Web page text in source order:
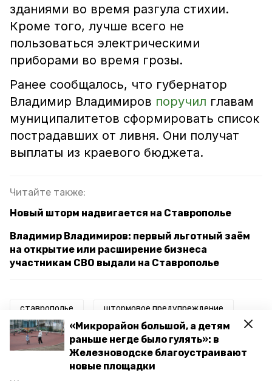
«Микрорайон большой, а детям
раньше негде было гулять»: в
Железноводске благоустраивают
новые площадки
зданиями во время разгула стихии.
Кроме того, лучше всего не
пользоваться электрическими
приборами во время грозы.
Ранее сообщалось, что губернатор
Владимир Владимиров поручил главам
муниципалитетов сформировать список
пострадавших от ливня. Они получат
выплаты из краевого бюджета.
Читайте также:
Новый шторм надвигается на Ставрополье
Владимир Владимиров: первый льготный заём
на открытие или расширение бизнеса
участникам СВО выдали на Ставрополье
ставрополье штормовое предупреждение
гидрометцентр региона
гу мчс россии по ставропольскому краю